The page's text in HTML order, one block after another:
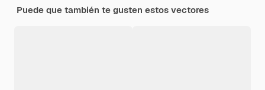
Puede que también te gusten estos vectores